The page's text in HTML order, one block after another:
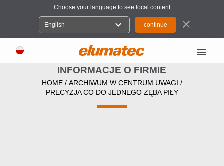
Choose your language to see local content
English expand_more close
menu
INFORMACJE O FIRMIE
HOME/ ARCHIWUM W CENTRUM UWAGI /
PRECYZJA CO DO JEDNEGO ZĘBA PIŁY